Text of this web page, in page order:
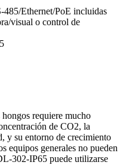
485/Ethernet/PoE incluidas
visual o control de
requiere mucho
de CO2, la
y su entorno de crecimiento
equipos generales no pueden
302-IP65 puede utilizarse